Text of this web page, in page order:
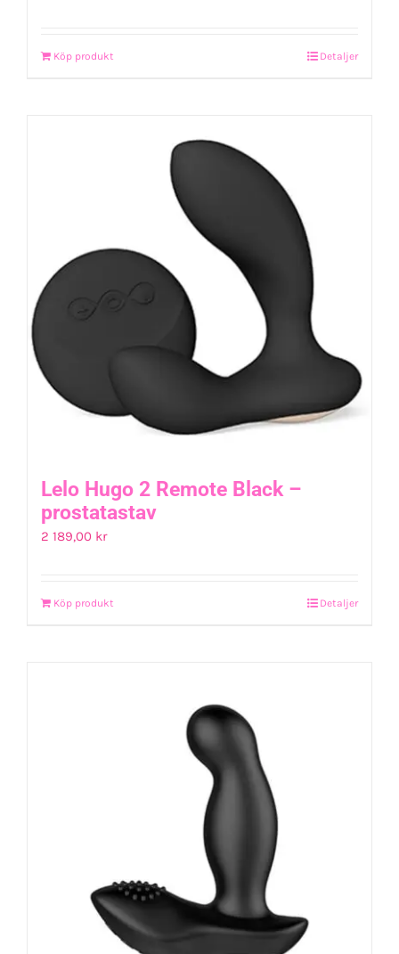
Köp produkt Detaljer
Lelo Hugo 2 Remote Black –
prostatastav
2 189,00 kr
Köp produkt Detaljer